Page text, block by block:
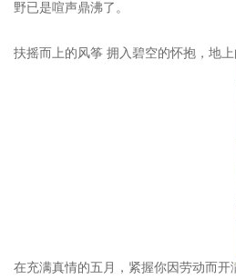
野已是喧声鼎沸了。
扶摇而上的风筝 拥入碧空的怀抱，地
在充满真情的五月，紧握你因劳动而